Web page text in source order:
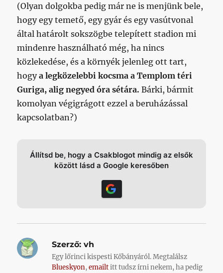
(Olyan dolgokba pedig már ne is menjünk bele,
hogy egy temető, egy gyár és egy vasútvonal
által határolt sokszögbe telepített stadion mi
mindenre használható még, ha nincs
közlekedése, és a környék jelenleg ott tart,
hogya legközelebbi kocsma a Templom téri
Guriga, alig negyed óra sétára.Bárki, bármit
komolyan végigrágott ezzel a beruházással
kapcsolatban?)
Állítsd be, hogy a Csakblogot mindig az elsők
között lásd a Google keresőben
Szerző: vh
Egy lőrinci kispesti Kőbányáról. Megtalálsz
Blueskyon,emailtitt tudsz írni nekem, ha pedig